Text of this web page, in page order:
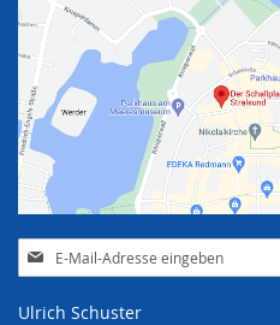
Anmeldung
zum
Ulrich Schuster